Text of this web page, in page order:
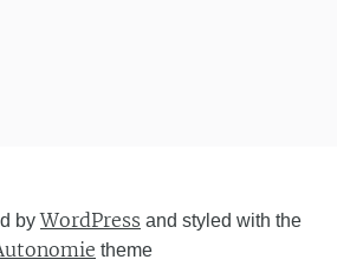
byWordPress and styled with the
theme